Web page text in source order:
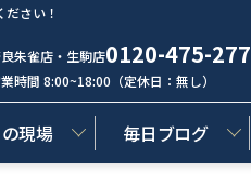
さい！
朱雀店・生駒店0120-475-277
時間 8:00~18:00（定休日：無し）
現場 毎日ブログ